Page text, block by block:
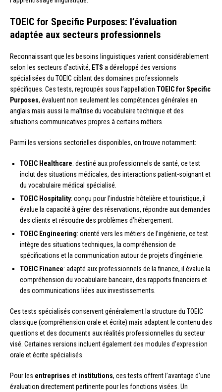
TOEIC for Specific Purposes: l’évaluation
adaptée aux secteurs professionnels
Reconnaissant que les besoins linguistiques varient considérablement
selon les secteurs d’activité, ETS a développé des versions
spécialisées du TOEIC ciblant des domaines professionnels
spécifiques. Ces tests, regroupés sous l’appellation TOEIC for Specific
Purposes, évaluent non seulement les compétences générales en
anglais mais aussi la maîtrise du vocabulaire technique et des
situations communicatives propres à certains métiers.
Parmi les versions sectorielles disponibles, on trouve notamment:
TOEIC Healthcare: destiné aux professionnels de santé, ce test
inclut des situations médicales, des interactions patient-soignant et
du vocabulaire médical spécialisé.
TOEIC Hospitality: conçu pour l’industrie hôtelière et touristique, il
évalue la capacité à gérer des réservations, répondre aux demandes
des clients et résoudre des problèmes d’hébergement.
TOEIC Engineering: orienté vers les métiers de l’ingénierie, ce test
intègre des situations techniques, la compréhension de
spécifications et la communication autour de projets d’ingénierie.
TOEIC Finance: adapté aux professionnels de la finance, il évalue la
compréhension du vocabulaire bancaire, des rapports financiers et
des communications liées aux investissements.
Ces tests spécialisés conservent généralement la structure du TOEIC
classique (compréhension orale et écrite) mais adaptent le contenu des
questions et des documents aux réalités professionnelles du secteur
visé. Certaines versions incluent également des modules d’expression
orale et écrite spécialisés.
Pour les entreprises et institutions, ces tests offrent l’avantage d’une
évaluation directement pertinente pour les fonctions visées. Un